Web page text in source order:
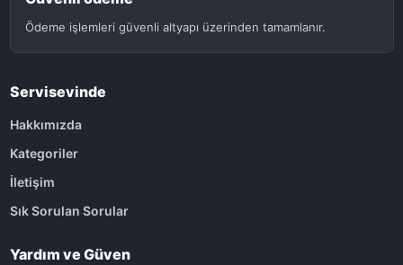
Ödeme işlemleri güvenli altyapı üzerinden tamamlanır.
Servisevinde
Hakkımızda
Kategoriler
İletişim
Sık Sorulan Sorular
Yardım ve Güven